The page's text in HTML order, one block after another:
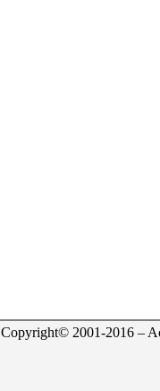
Copyright© 2001-2016 –